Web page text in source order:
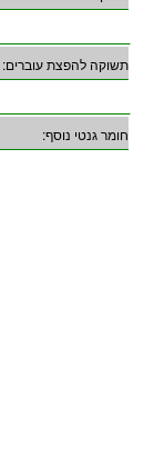
תשוקה להפצת עוברים:
חומר גנטי נוסף: